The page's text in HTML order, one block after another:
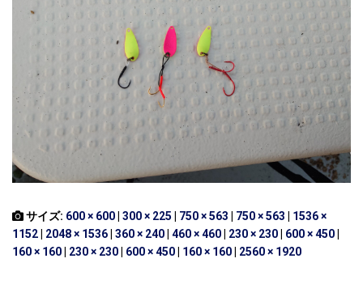
サイズ: 600 × 600| 300 × 225 | 750 × 563 | 750 × 563 | 1536 ×
1152| 2048 × 1536| 360 × 240| 460 × 460| 230 × 230| 600 × 450|
160 × 160| 230 × 230| 600 × 450| 160 × 160| 2560 × 1920